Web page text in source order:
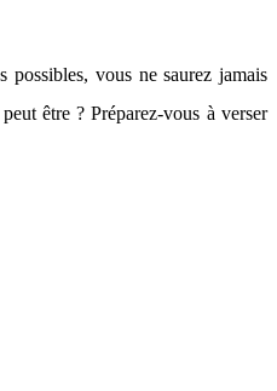
vous ne saurez jamais
être ? Préparez-vous à verser